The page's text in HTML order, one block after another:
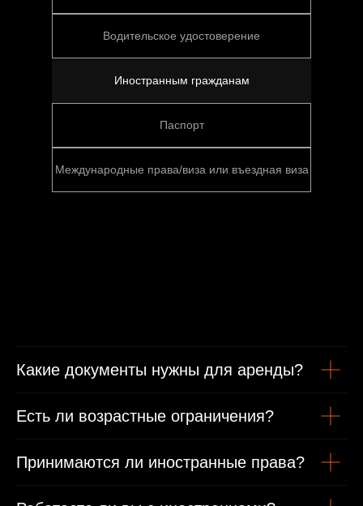
Водительское удостоверение
Иностранным гражданам
Паспорт
Международные права/виза или въездная виза
Какие документы нужны для аренды?
Есть ли возрастные ограничения?
Принимаются ли иностранные права?